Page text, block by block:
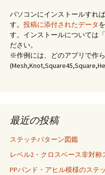
パソコンにインストールすれ
す。 投稿に添付されたデータ
す。インストールについては「
ださい。
※作例には、どのアプリで作
最近の投稿
ステッチパターン図鑑
レベル2・クロスベース非対
PPバンド・アヒル模様のステ